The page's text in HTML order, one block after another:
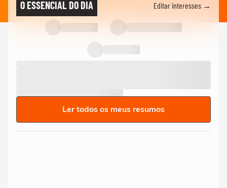
O ESSENCIAL DO DIA Editar interesses →
Ler todos os meus resumos